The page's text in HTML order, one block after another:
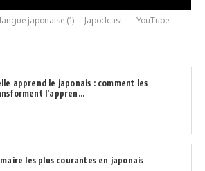
japonaise (1) – Japodcast — YouTube
apprend le japonais : comment les
l’appren...
les plus courantes en japonais